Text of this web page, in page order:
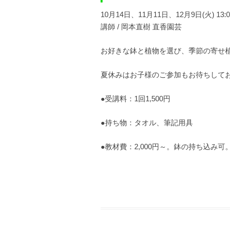
10月14日、11月11日、12月9日(火)
講師 / 岡本直樹 直香園芸
お好きな鉢と植物を選び、季節の寄せ
夏休みはお子様のご参加もお待ちして
●受講料：1回1,500円
●持ち物：タオル、筆記用具
●教材費：2,000円～。鉢の持ち込み可